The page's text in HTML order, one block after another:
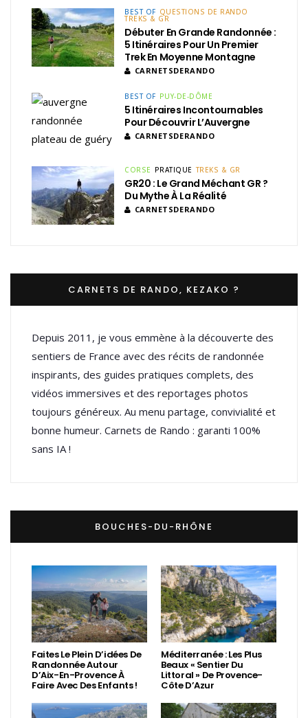
BEST OF QUESTIONS DE RANDO
TREKS & GR
Débuter En Grande Randonnée :
5 Itinéraires Pour Un Premier
Trek En Moyenne Montagne
CARNETSDERANDO
BEST OF PUY-DE-DÔME
5 Itinéraires Incontournables
Pour Découvrir L’Auvergne
CARNETSDERANDO
CORSE PRATIQUE TREKS & GR
GR20 : Le Grand Méchant GR ?
Du Mythe À La Réalité
CARNETSDERANDO
CARNETS DE RANDO, KEZAKO ?
Depuis 2011, je vous emmène à la découverte des
sentiers de France avec des récits de randonnée
inspirants, des guides pratiques complets, des
vidéos immersives et des reportages photos
toujours généreux. Au menu partage, convivialité et
bonne humeur. Carnets de Rando : garanti 100%
sans IA !
BOUCHES-DU-RHÔNE
Faites Le Plein D’idées De
Randonnée Autour
D’Aix-En-Provence À
Faire Avec Des Enfants !
Méditerranée : Les Plus
Beaux « Sentier Du
Littoral » De Provence-
Côte D’Azur